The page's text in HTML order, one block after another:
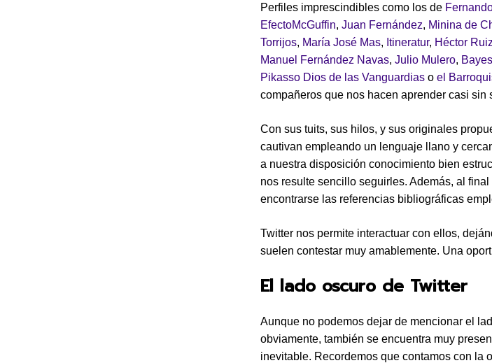
Perfiles imprescindibles como los de
EfectoMcGuffin, Juan Fernández, Minina de
Torrijos, María José Mas, Itineratur, Héctor
Manuel Fernández Navas, Julio Mulero,
Pikasso Dios de las Vanguardias o el
compañeros que nos hacen aprender casi sin
Con sus tuits, sus hilos, y sus originales
cautivan empleando un lenguaje llano y
a nuestra disposición conocimiento bien
nos resulte sencillo seguirles. Además, al
encontrarse las referencias bibliográficas
Twitter nos permite interactuar con ellos,
suelen contestar muy amablemente. Una
El lado oscuro de Twitter
Aunque no podemos dejar de mencionar el
obviamente, también se encuentra muy
inevitable. Recordemos que contamos con la